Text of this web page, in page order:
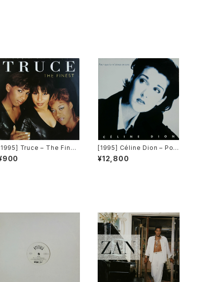
Truce – The Fines
[Big Life]
[1995] Céline Dion – Pour
Que Tu M'Aimes Encore
[Columbia]
¥12,800